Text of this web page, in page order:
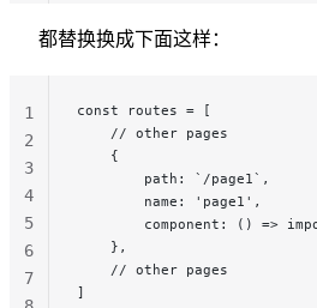
都替换换成下面这样：
const routes = [
    // other pages
    {
        path: `/page1`,
        name: 'page1',
component: () =>
    },
    // other pages
]
1
2
3
4
5
6
7